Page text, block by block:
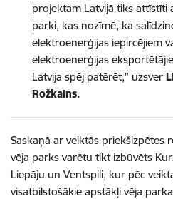
projektam Latvijā tiks attīstīti
parki, kas nozīmē, ka
elektroenerģijas iepircējiem
elektroenerģijas
Latvija spēj patērēt,” uzsver
Rožkalns.
Saskaņā ar veiktās priekšizpētes
vēja parks varētu tikt izbūvēts
Liepāju un Ventspili, kur pēc
visatbilstošākie apstākļi vēja